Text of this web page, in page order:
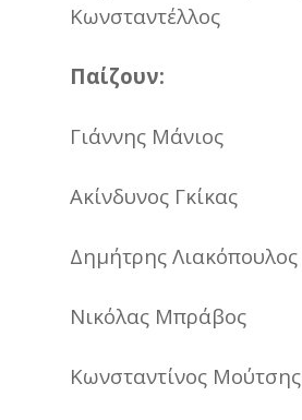
Κωνσταντέλλος
Παίζουν:
Γιάννης Μάνιος
Ακίνδυνος Γκίκας
Δημήτρης Λιακόπουλος
Νικόλας Μπράβος
Κωνσταντίνος Μούτσης